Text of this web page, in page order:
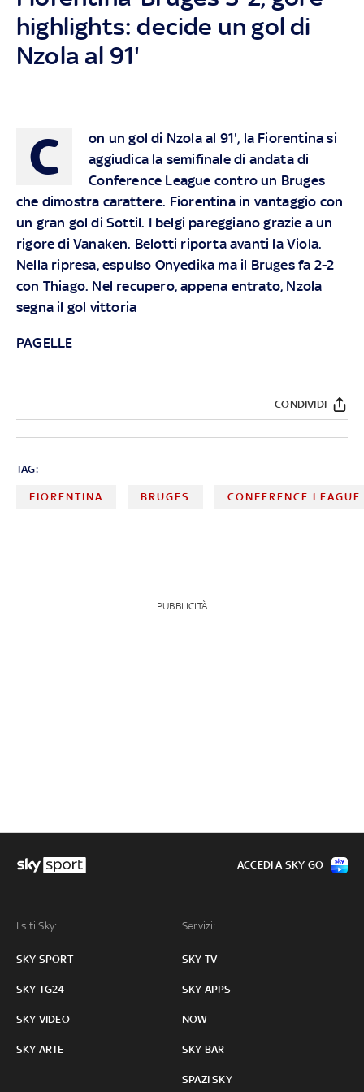
highlights: decide un gol di
Nzola al 91'
C
on un gol di Nzola al 91', la Fiorentina si
aggiudica la semifinale di andata di
Conference League contro un Bruges
che dimostra carattere. Fiorentina in vantaggio con
un gran gol di Sottil. I belgi pareggiano grazie a un
rigore di Vanaken. Belotti riporta avanti la Viola.
Nella ripresa, espulso Onyedika ma il Bruges fa 2-2
con Thiago. Nel recupero, appena entrato, Nzola
segna il gol vittoria
PAGELLE
CONDIVIDI
TAG:
FIORENTINA BRUGES CONFERENCE LEAGUE
PUBBLICITÀ
I siti Sky:
SKY SPORT
SKY TG24
SKY VIDEO
SKY ARTE
Servizi:
SKY TV
SKY APPS
NOW
SKY BAR
SPAZI SKY
ACCEDI A SKY GO